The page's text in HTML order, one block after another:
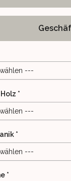
---
*
---
*
---
*